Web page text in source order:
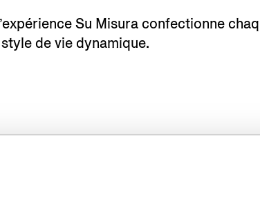
Su Misura confectionne
de vie dynamique.